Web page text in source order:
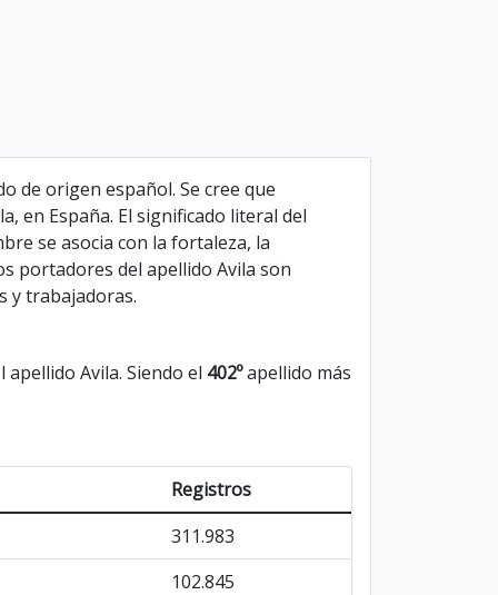
de origen español. Se cree que
en España. El significado literal del
se asocia con la fortaleza, la
portadores del apellido Avila son
y trabajadoras.
Avila. Siendo el 402ºapellido más
Registros
311.983
102.845